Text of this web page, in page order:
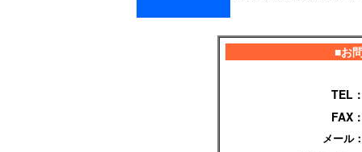
■お
TEL
FAX
メール